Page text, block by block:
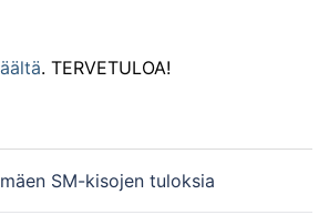
. TERVETULOA!
SM-kisojen tuloksia